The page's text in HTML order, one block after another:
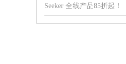
Seeker 全线产品85折起！